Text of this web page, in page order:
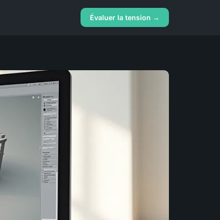
Évaluer la tension →